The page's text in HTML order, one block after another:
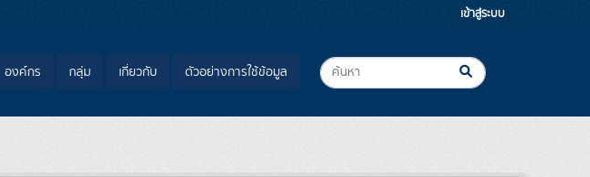
เข้าสู่ระบบ
องค์กร กลุ่ม เกี่ยวกับ ตัวอย่างการใช้ข้อมูล